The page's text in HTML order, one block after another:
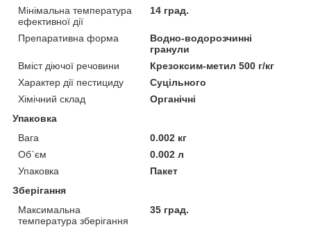
Мінімальна температура
ефективної дії
14 град.
Препаративна форма
Водно-водорозчинні
гранули
Вміст діючої речовини
Крезоксим-метил 500 г/кг
Характер дії пестициду
Суцільного
Хімічний склад
Органічні
Упаковка
Вага
0.002 кг
Об`єм
0.002 л
Упаковка
Пакет
Зберігання
Максимальна
температура зберігання
35 град.